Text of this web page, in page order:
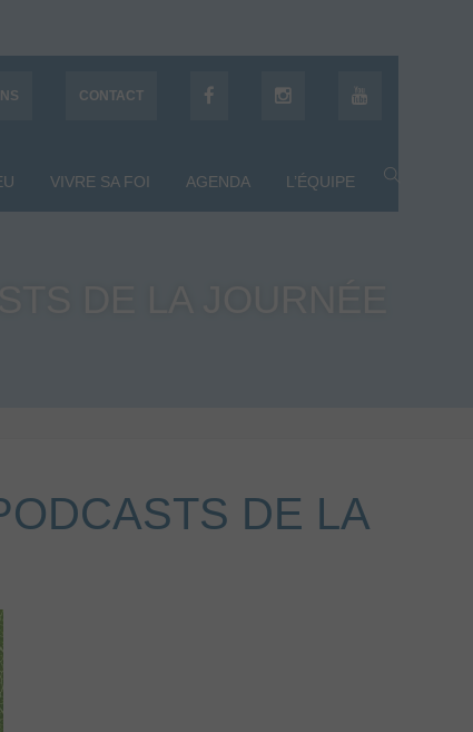
CONTACT
VIVRE SA FOI AGENDA L’ÉQUIPE
DE LA